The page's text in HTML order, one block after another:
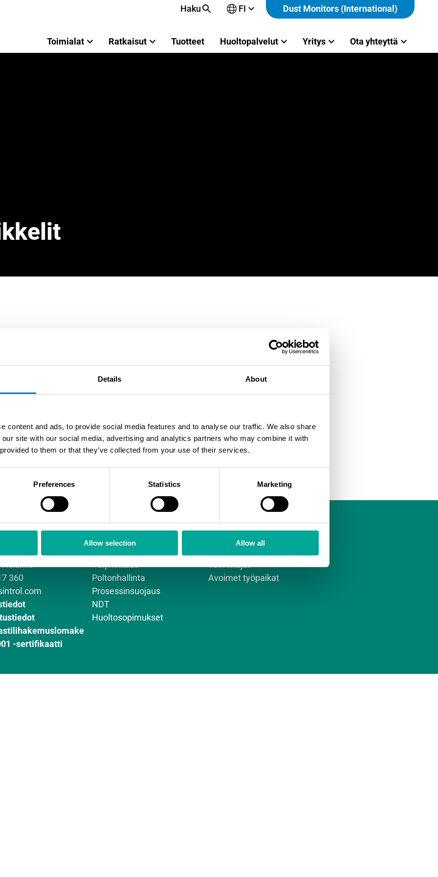
Details About
content and ads, to provide social media features and to analyse our traffic. We also share
site with our social media, advertising and analytics partners who may combine it with
to them or that they’ve collected from your use of their services.
Preferences Statistics Marketing
Allow selection Allow all
Haku FI Dust Monitors (International)
Toimialat Ratkaisut Tuotteet Huoltopalvelut Yritys Ota yhteyttä
360
-sertifikaatti
Analysaattorit ja
Pölymittaus
Poltonhallinta
Prosessinsuojaus
NDT
Huoltosopimukset
Ajankohtaista
Toimittajat
Avoimet työpaikat